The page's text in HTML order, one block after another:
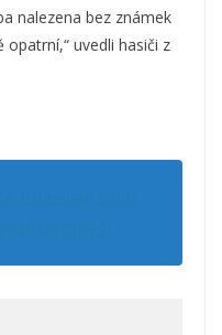
nalezena bez známek
uvedli hasiči z